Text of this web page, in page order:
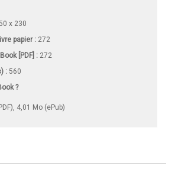
x 230
papier: 272
[PDF] : 272
: 560
?
4,01 Mo (ePub)